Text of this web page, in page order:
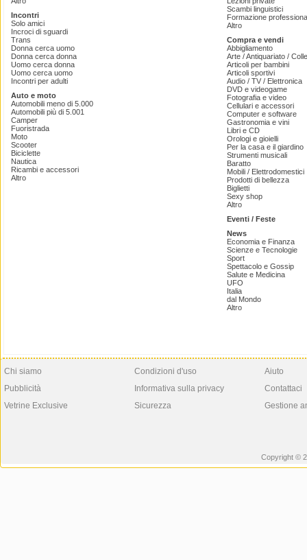
Incontri
Solo amici
Incroci di sguardi
Trans
Donna cerca uomo
Donna cerca donna
Uomo cerca donna
Uomo cerca uomo
Incontri per adulti
Auto e moto
Automobili meno di 5.000
Automobili più di 5.001
Camper
Fuoristrada
Moto
Scooter
Biciclette
Nautica
Ricambi e accessori
Altro
Scambi linguistici
Formazione
Altro
Compra e vendi
Abbigliamento
Arte / Antiquariato /
Articoli per bambini
Articoli sportivi
Audio / TV / Elettronica
DVD e videogame
Fotografia e video
Cellulari e accessori
Computer e software
Gastronomia e vini
Libri e CD
Orologi e gioielli
Per la casa e il giardino
Strumenti musicali
Baratto
Mobili / Elettrodomestici
Prodotti di bellezza
Biglietti
Sexy shop
Altro
Eventi / Feste
News
Economia e Finanza
Scienze e Tecnologie
Sport
Spettacolo e Gossip
Salute e Medicina
UFO
Italia
dal Mondo
Altro
Chi siamo
Pubblicità
Vetrine Exclusive
Condizioni d'uso
Informativa sulla privacy
Sicurezza
Aiuto
Contattaci
Gestione
Copyright ©